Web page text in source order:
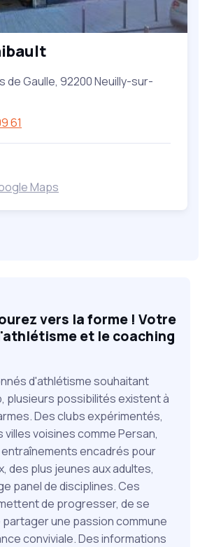
de Gaulle, 92200 Neuilly-sur-
61
Maps
vers la forme ! Votre
et le coaching
d'athlétisme souhaitant
plusieurs possibilités existent à
Des clubs expérimentés,
villes voisines comme Persan,
encadrés pour
des plus jeunes aux adultes,
panel de disciplines. Ces
de progresser, de se
une passion commune
conviviale. Des informations